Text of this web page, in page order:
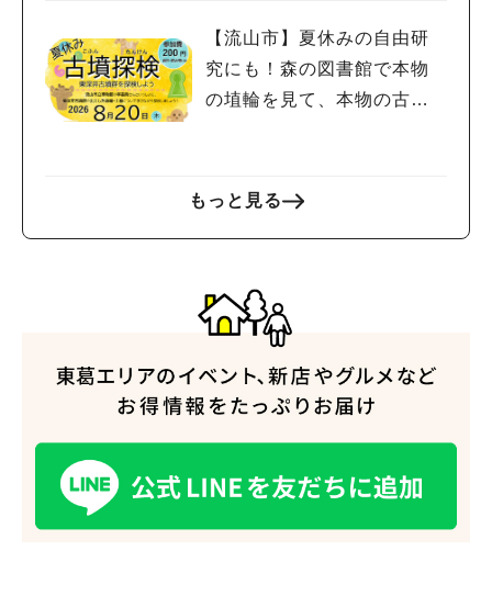
【流山市】夏休みの自由研
究にも！森の図書館で本物
の埴輪を見て、本物の古墳
もっと見る